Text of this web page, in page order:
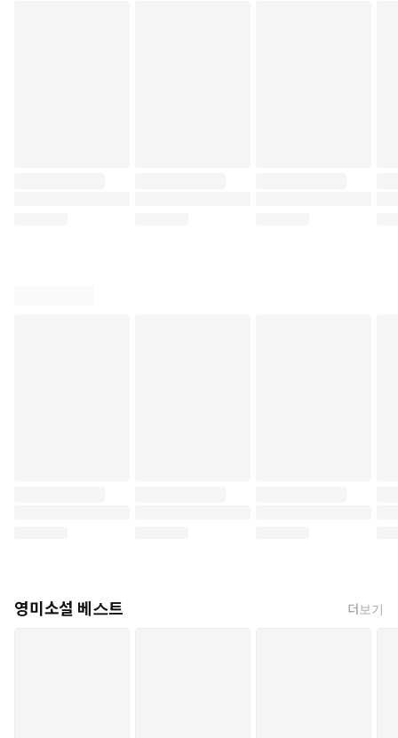
영미소설 베스트 더보기